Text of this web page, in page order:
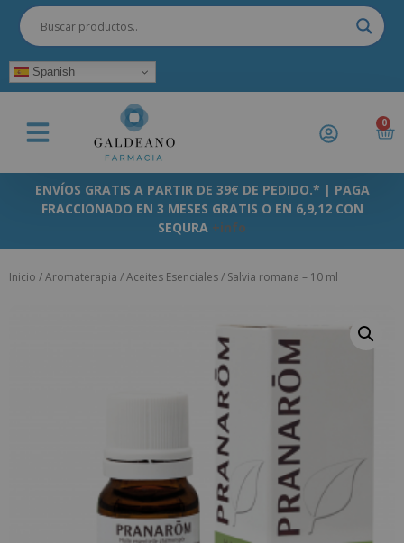
Spanish
0
ENVÍOS GRATIS A PARTIR DE 39€ DE PEDIDO.* | PAGA
FRACCIONADO EN 3 MESES GRATIS O EN 6,9,12 CON
SEQURA +info
Inicio /Aromaterapia /Aceites Esenciales/ Salvia romana – 10 ml